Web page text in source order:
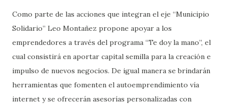
Como parte de las acciones que integran el eje “Municipio
Solidario” Leo Montañez propone apoyar a los
emprendedores a través del programa “Te doy la mano”, el
cual consistirá en aportar capital semilla para la creación e
impulso de nuevos negocios. De igual manera se brindarán
herramientas que fomenten el autoemprendimiento vía
internet y se ofrecerán asesorías personalizadas con